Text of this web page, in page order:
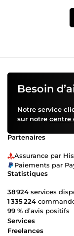
Besoin
Notre service
sur notre centre
Partenaires
Assurance par
Paiements par
Statistiques
38 924 services
1 335 224
99 % d’avis positifs
Services
Freelances